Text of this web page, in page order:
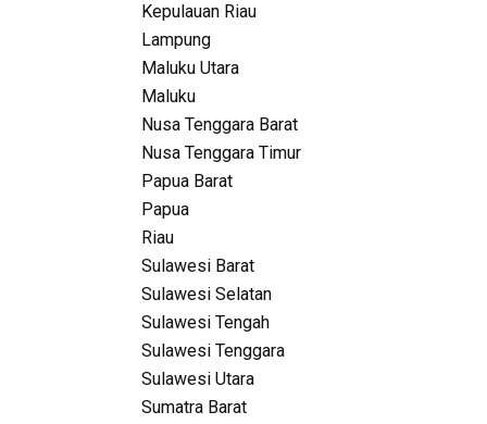
Kepulauan Riau
Lampung
Maluku Utara
Maluku
Nusa Tenggara Barat
Nusa Tenggara Timur
Papua Barat
Papua
Riau
Sulawesi Barat
Sulawesi Selatan
Sulawesi Tengah
Sulawesi Tenggara
Sulawesi Utara
Sumatra Barat